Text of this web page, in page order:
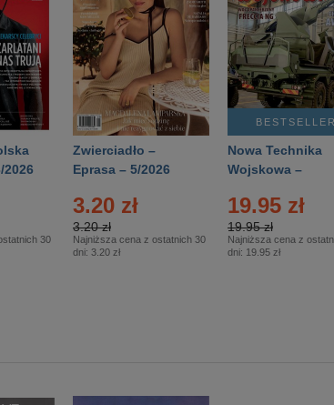
2026
30
Zwierciadło –
Eprasa – 5/2026
3.20 zł
3.20 zł
Najniższa cena z ostatnich 30
dni: 3.20 zł
BESTSELLER
Nowa Technika
Wojskowa –
19.95 zł
19.95 zł
Najniższa cena z
dni: 19.95 zł